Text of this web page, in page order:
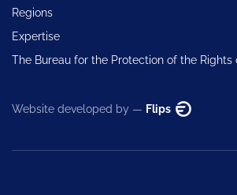
Regions
Expertise
The Bureau for the Protection of the Rights
Website developed by — Flips